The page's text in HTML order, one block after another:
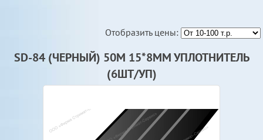
Отобразить цены:
SD-84 (ЧЕРНЫЙ) 50М 15*8ММ УПЛОТНИТЕЛЬ
(6ШТ/УП)